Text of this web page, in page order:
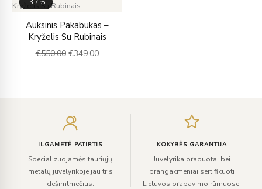
-37%
Auksinis Pakabukas –
Kryželis Su Rubinais
€550.00
price
was:
€550.00.
€349.00
price
is:
€349.00.
ILGAMETĖ PATIRTIS
Specializuojamės tauriųjų
metalų juvelyrikoje jau tris
dešimtmečius.
KOKYBĖS GARANTIJA
Juvelyrika prabuota, bei
brangakmeniai sertifikuoti
Lietuvos prabavimo rūmuose.